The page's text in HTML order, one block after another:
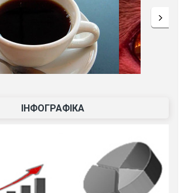
ІНФОГРАФІКА